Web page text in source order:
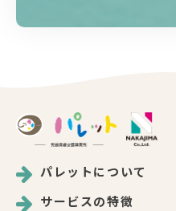
パレットについて
サービスの特徴